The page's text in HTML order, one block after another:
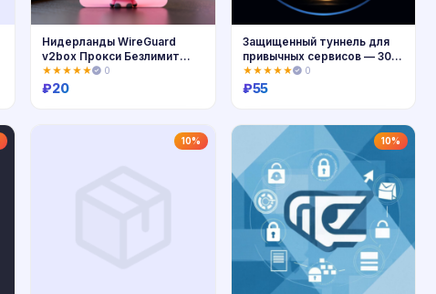
Нидерланды WireGuard
v2box Прокси Безлимит
Авто
★★★★★ 0
₽20
Купить
Защищенный туннель для
привычных сервисов — 30
дней
★★★★★ 0
₽55
10% 10%